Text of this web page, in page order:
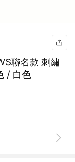
聯名款 刺繡
/ 白色